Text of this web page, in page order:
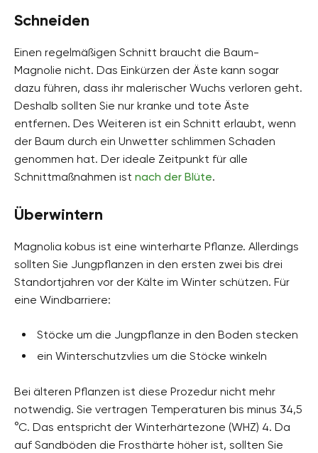
Schneiden
Einen regelmäßigen Schnitt braucht die Baum-
Magnolie nicht. Das Einkürzen der Äste kann sogar
dazu führen, dass ihr malerischer Wuchs verloren geht.
Deshalb sollten Sie nur kranke und tote Äste
entfernen. Des Weiteren ist ein Schnitt erlaubt, wenn
der Baum durch ein Unwetter schlimmen Schaden
genommen hat. Der ideale Zeitpunkt für alle
Schnittmaßnahmen ist nach der Blüte.
Überwintern
Magnolia kobus ist eine winterharte Pflanze. Allerdings
sollten Sie Jungpflanzen in den ersten zwei bis drei
Standortjahren vor der Kälte im Winter schützen. Für
eine Windbarriere:
Stöcke um die Jungpflanze in den Boden stecken
ein Winterschutzvlies um die Stöcke winkeln
Bei älteren Pflanzen ist diese Prozedur nicht mehr
notwendig. Sie vertragen Temperaturen bis minus 34,5
°C. Das entspricht der Winterhärtezone (WHZ) 4. Da
auf Sandböden die Frosthärte höher ist, sollten Sie